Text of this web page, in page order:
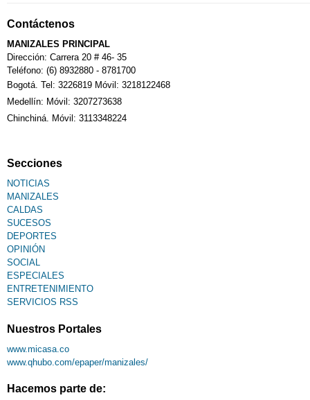
Contáctenos
MANIZALES PRINCIPAL
Dirección: Carrera 20 # 46- 35
Teléfono: (6) 8932880 - 8781700
Bogotá. Tel: 3226819 Móvil: 3218122468
Medellín: Móvil: 3207273638
Chinchiná. Móvil: 3113348224
Secciones
NOTICIAS
MANIZALES
CALDAS
SUCESOS
DEPORTES
OPINIÓN
SOCIAL
ESPECIALES
ENTRETENIMIENTO
SERVICIOS RSS
Nuestros Portales
www.micasa.co
www.qhubo.com/epaper/manizales/
Hacemos parte de: